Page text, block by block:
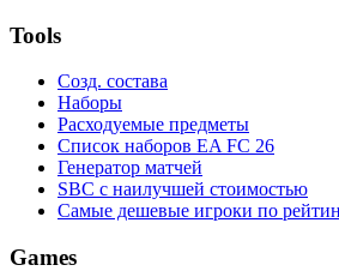
Tools
Созд. состава
Наборы
Расходуемые предметы
Список наборов EA FC 26
Генератор матчей
SBC с наилучшей стоимостью
Самые дешевые игроки по
Games